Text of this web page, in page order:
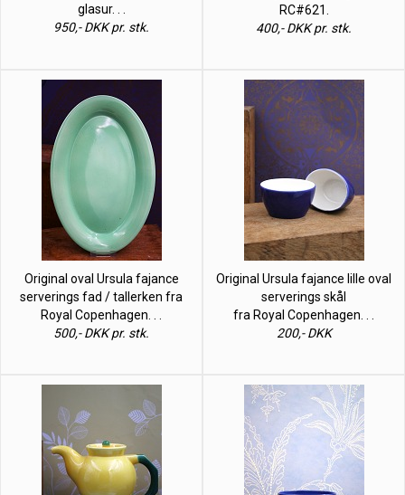
glasur. . .
950,- DKK pr. stk.
RC#621.
400,- DKK pr. stk.
Original oval Ursula fajance
serverings fad / tallerken fra
Royal Copenhagen. . .
500,- DKK pr. stk.
Original Ursula fajance lille oval
serverings skål
fra Royal Copenhagen. . .
200,- DKK